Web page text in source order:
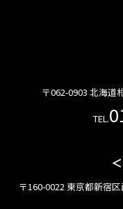
〒062-0903 北海道
TEL.
〒160-0022 東京都新宿